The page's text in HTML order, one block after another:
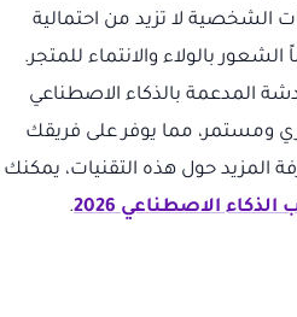
لا تزيد من احتمالية
بالولاء والانتماء للمتجر.
المدعمة بالذكاء الاصطناعي
ومستمر، مما يوفر على فريقك
المزيد حول هذه التقنيات، يمكنك
الاصطناعي 2026 .